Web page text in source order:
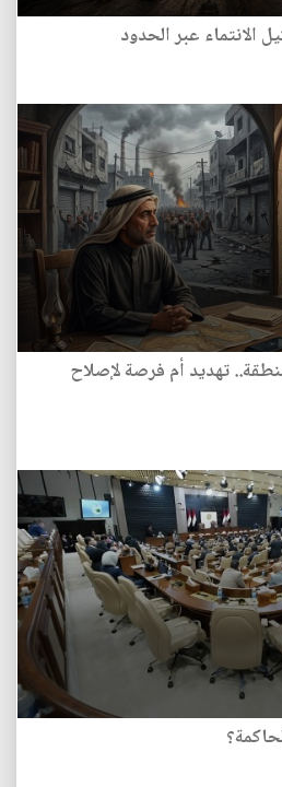
الانتماء عبر الحدود
تهديد أم فرصة لإصلاح